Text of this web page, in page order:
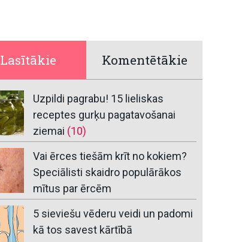
Lasītākie Komentētākie
Uzpildi pagrabu! 15 lieliskas
receptes gurķu pagatavošanai
ziemai (10)
Vai ērces tiešām krīt no kokiem?
Speciālisti skaidro populārākos
mītus par ērcēm
5 sieviešu vēderu veidi un padomi
kā tos savest kārtībā